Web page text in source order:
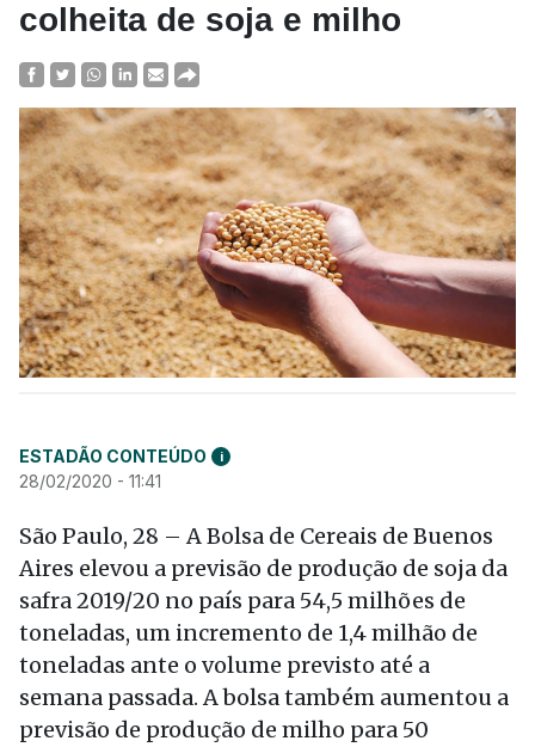
colheita de soja e milho
ESTADÃO CONTEÚDO i
28/02/2020 - 11:41
São Paulo, 28 – A Bolsa de Cereais de Buenos
Aires elevou a previsão de produção de soja da
safra 2019/20 no país para 54,5 milhões de
toneladas, um incremento de 1,4 milhão de
toneladas ante o volume previsto até a
semana passada. A bolsa também aumentou a
previsão de produção de milho para 50